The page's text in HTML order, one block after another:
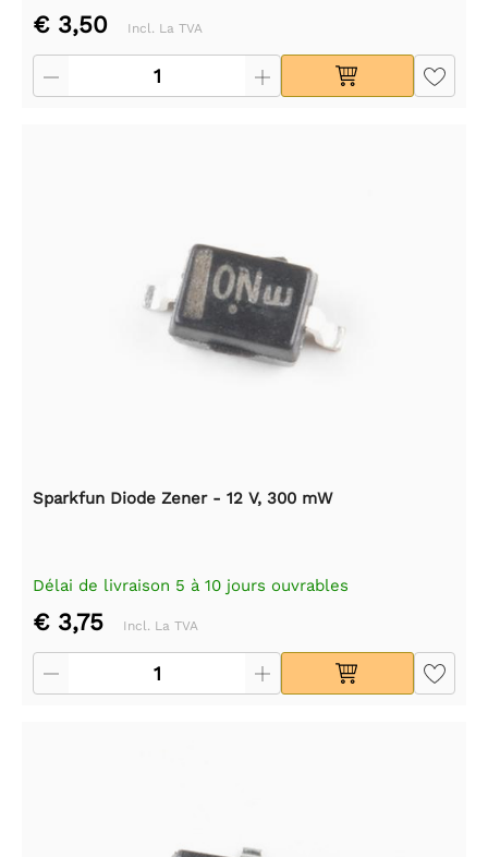
€ 3,50 Incl. La TVA
Sparkfun Diode Zener - 12 V, 300 mW
Délai de livraison 5 à 10 jours ouvrables
€ 3,75 Incl. La TVA